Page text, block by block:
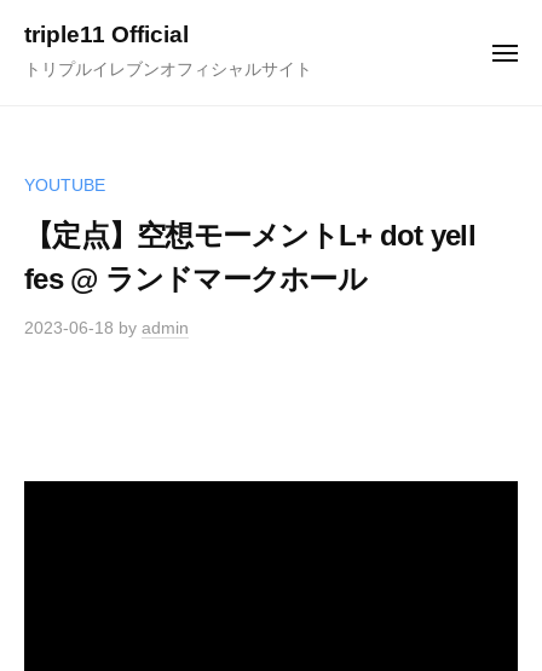
triple11 Official
トリプルイレブンオフィシャルサイト
メ
YOUTUBE
【定点】空想モーメントL+ dot yell
fes @ ランドマークホール
2023-06-18 by admin